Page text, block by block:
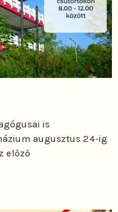
is
augusztus 24-ig
előző